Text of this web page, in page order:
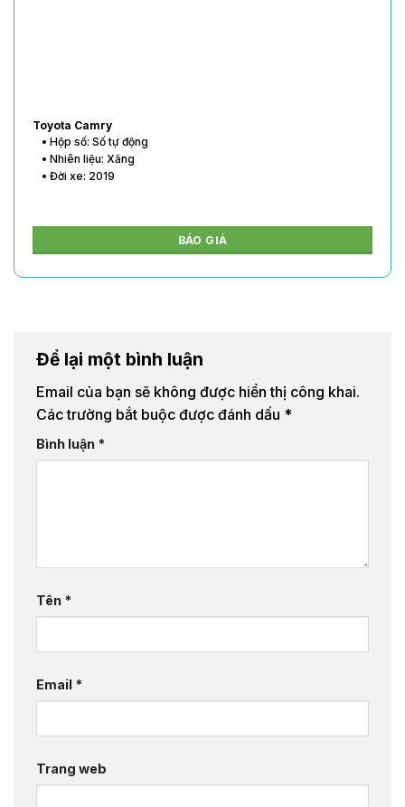
Toyota Vios
• Hộp số: Số tự động
• Nhiên liệu: Xăng
• Đời xe: 2020
BÁO GIÁ
Để lại một bình luận
Email của bạn sẽ không được hiển thị công khai.
Các trường bắt buộc được đánh dấu *
Bình luận *
Tên *
Email *
Trang web